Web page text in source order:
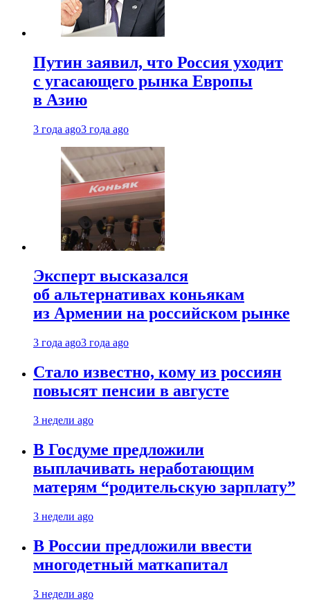
Путин заявил, что Россия уходит
с угасающего рынка Европы
в Азию
3 года ago3 года ago
Эксперт высказался
об альтернативах коньякам
из Армении на российском рынке
3 года ago3 года ago
Стало известно, кому из россиян
повысят пенсии в августе
3 недели ago
В Госдуме предложили
выплачивать неработающим
матерям “родительскую зарплату”
3 недели ago
В России предложили ввести
многодетный маткапитал
3 недели ago